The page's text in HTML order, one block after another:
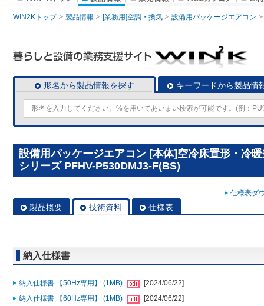
WIN2Kトップ 製品情報 [業務用]空調・換気 設備用パッケージエアコン
形名から製品情報を探す キーワードから製品情
設備用パッケージエアコン [本体]空冷床置形・冷
シリーズ PFHV-P530DMJ3-F(BS)
仕様表ダ
製品概要 技術資料 仕様表
納入仕様書
納入仕様書 【50Hz専用】 (1MB)
[2024/06/22]
納入仕様書 【60Hz専用】 (1MB)
[2024/06/22]